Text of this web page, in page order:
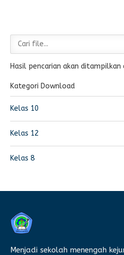
Hasil pencarian akan ditampilkan
Kategori Download
Kelas 10
Kelas 12
Kelas 8
Menjadi sekolah menengah